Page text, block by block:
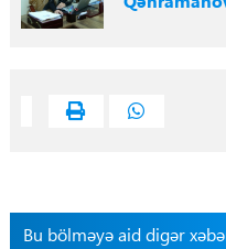
Bu bölməyə aid digər